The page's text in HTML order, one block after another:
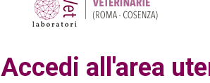
Accedi all'area